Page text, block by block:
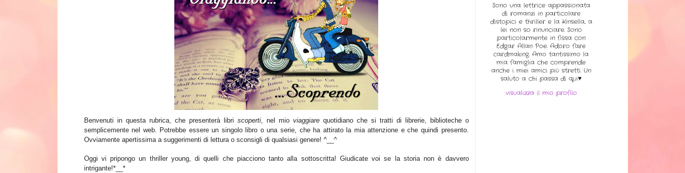
Benvenuti in questa rubrica, che presenterà libri scoperti, nel mio viaggiarequotidiano che si tratti di librerie, biblioteche o
semplicemente nel web. Potrebbe essere un singololibro o una serie, che ha attirato la mia attenzione e che quindi presento.
Ovviamente apertissima a suggerimenti di lettura o sconsigli di qualsiasi genere! ^__^
Oggi vi pripongo un thriller young, di quelli che piacciono tanto alla sottoscritta! Giudicate voi se la storia non è davvero
intrigante!*__*
Sono una lettrice appassionata
di romanzi in particolare
distopici e thriller e la Kinsella, a
lei non so rinunciare. Sono
particolarmente in fissa con
Edgar Allan Poe. Adoro fare
cardmaking. Amo tantissimo la
mia famiglia che comprende
anche i miei amici più stretti. Un
saluto a chi passa di qui♥
visualizza il mio profilo